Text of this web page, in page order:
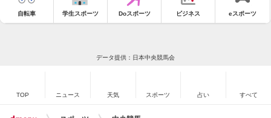
自転車 学生スポーツ Doスポーツ ビジネス eスポーツ
データ提供：日本中央競馬会
TOP ニュース 天気 スポーツ 占い すべて